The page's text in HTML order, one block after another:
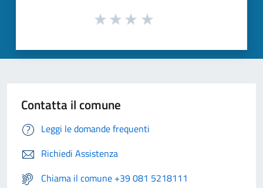
Contatta il comune
Leggi le domande frequenti
Richiedi Assistenza
Chiama il comune +39 081 5218111